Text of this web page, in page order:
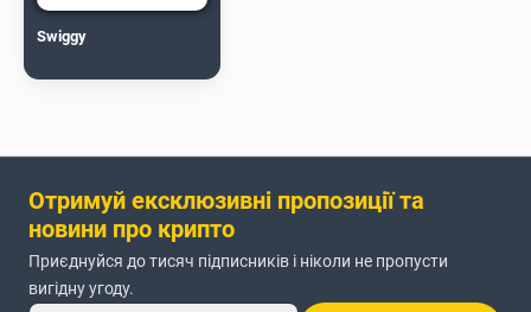
Swiggy
Отримуй ексклюзивні пропозиції та
новини про крипто
Приєднуйся до тисяч підписників і ніколи не пропусти
вигідну угоду.